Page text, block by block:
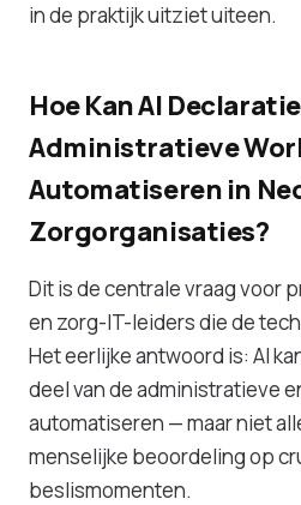
in de praktijk uitziet uiteen.
Hoe Kan AI
Administratieve
Automatiseren in
Zorgorganisaties?
Dit is de centrale vraag voor
en zorg-IT-leiders die de
Het eerlijke antwoord is: AI
deel van de administratieve
automatiseren — maar niet
menselijke beoordeling op
beslismomenten.